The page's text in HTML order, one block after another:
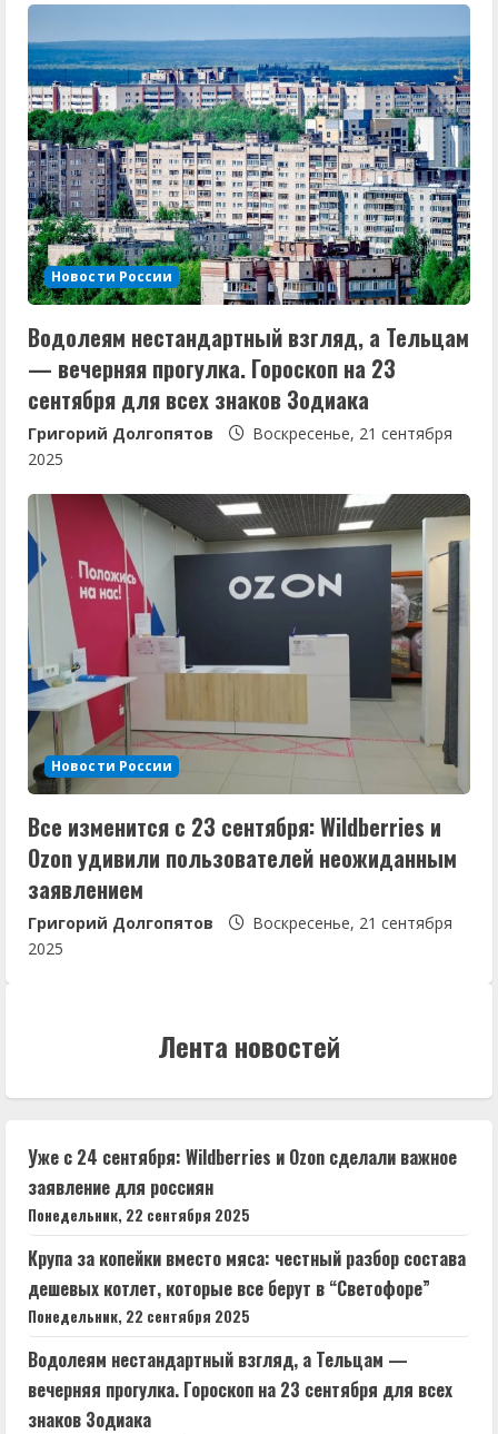
Новости России
Водолеям нестандартный взгляд, а Тельцам
— вечерняя прогулка. Гороскоп на 23
сентября для всех знаков Зодиака
Григорий Долгопятов
Воскресенье, 21 сентября
2025
Новости России
Все изменится с 23 сентября: Wildberries и
Ozon удивили пользователей неожиданным
заявлением
Григорий Долгопятов
Воскресенье, 21 сентября
2025
Лента новостей
Уже с 24 сентября: Wildberries и Ozon сделали важное
заявление для россиян
Понедельник, 22 сентября 2025
Крупа за копейки вместо мяса: честный разбор состава
дешевых котлет, которые все берут в “Светофоре”
Понедельник, 22 сентября 2025
Водолеям нестандартный взгляд, а Тельцам —
вечерняя прогулка. Гороскоп на 23 сентября для всех
знаков Зодиака